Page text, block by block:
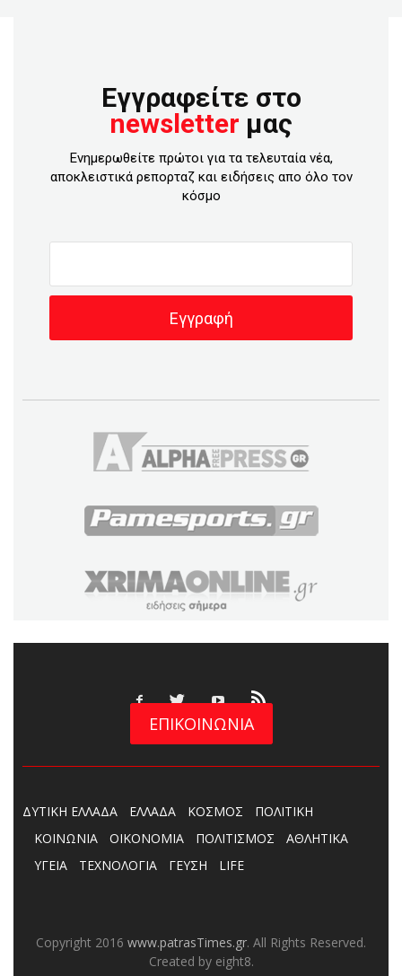
Εγγραφείτε στο
newsletter μας
Ενημερωθείτε πρώτοι για τα τελευταία νέα,
αποκλειστικά ρεπορταζ και ειδήσεις απο όλο τον
κόσμο
ΕΠΙΚΟΙΝΩΝΙΑ
ΔΥΤΙΚΗ ΕΛΛΑΔΑ ΕΛΛΑΔΑ ΚΟΣΜΟΣ
ΠΟΛΙΤΙΚΗ
ΚΟΙΝΩΝΙΑ
ΟΙΚΟΝΟΜΙΑ ΠΟΛΙΤΙΣΜΟΣ
ΑΘΛΗΤΙΚΑ
ΥΓΕΙΑ
ΤΕΧΝΟΛΟΓΙΑ ΓΕΥΣΗ LIFE
Copyright 2016 www.patrasTimes.gr. All Rights Reserved.
Created by eight8.